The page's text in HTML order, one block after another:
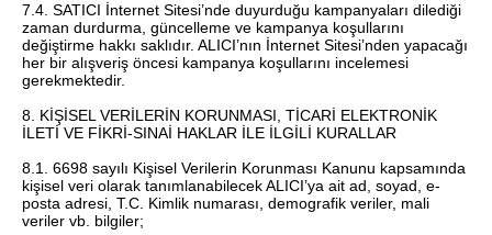
7.4. SATICI İnternet Sitesi’nde duyurduğu kampanyaları dilediği
zaman durdurma, güncelleme ve kampanya koşullarını
değiştirme hakkı saklıdır. ALICI’nın İnternet Sitesi’nden yapacağı
her bir alışveriş öncesi kampanya koşullarını incelemesi
gerekmektedir.
8. KİŞİSEL VERİLERİN KORUNMASI, TİCARİ ELEKTRONİK
İLETİ VE FİKRİ-SINAİ HAKLAR İLE İLGİLİ KURALLAR
8.1. 6698 sayılı Kişisel Verilerin Korunması Kanunu kapsamında
kişisel veri olarak tanımlanabilecek ALICI’ya ait ad, soyad, e-
posta adresi, T.C. Kimlik numarası, demografik veriler, mali
veriler vb. bilgiler;